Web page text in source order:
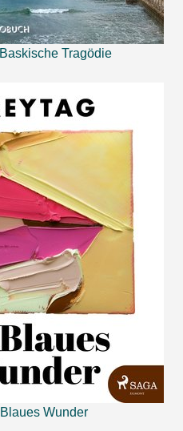
Baskische Tragödie
Blaues Wunder